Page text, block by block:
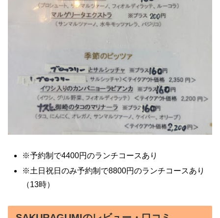
※予約制で4400円のランチコースあり
※土日祝日のみ予約制で8800円のランチコースあり
（13時）